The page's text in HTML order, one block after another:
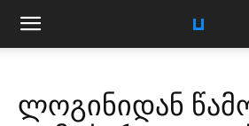
ლოგინიდან